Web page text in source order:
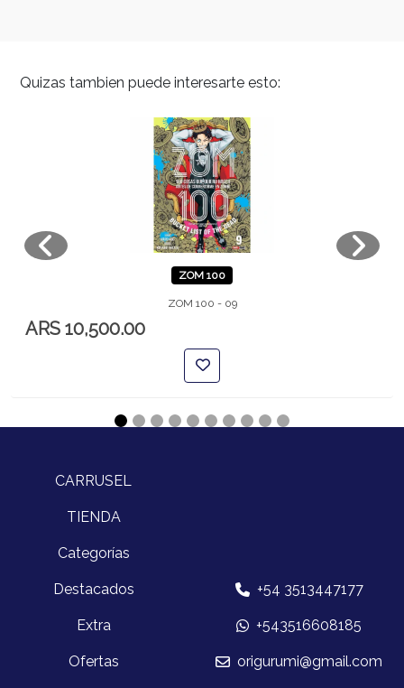
Quizas tambien puede interesarte esto:
ZOM 100
ZOM 100 - 09
ARS 10,500.00
CARRUSEL
TIENDA
Categorías
Destacados
Extra
Ofertas
+54 3513447177
+543516608185
origurumi@gmail.com